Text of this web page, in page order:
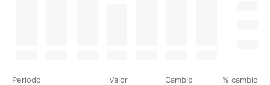
Periodo Valor Cambio % cambio